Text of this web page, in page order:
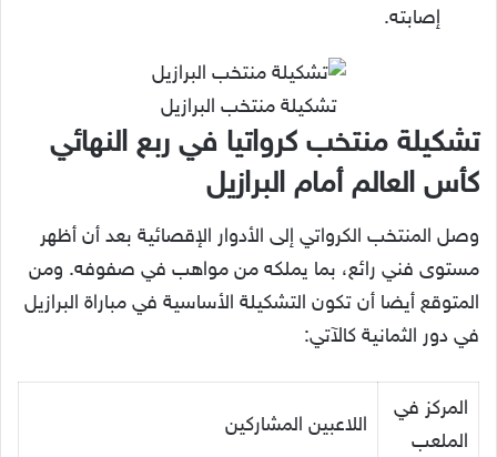
إصابته.
تشكيلة منتخب البرازيل
تشكيلة منتخب كرواتيا في ربع النهائي
كأس العالم أمام البرازيل
وصل المنتخب الكرواتي إلى الأدوار الإقصائية بعد أن أظهر
مستوى فني رائع، بما يملكه من مواهب في صفوفه. ومن
المتوقع أيضا أن تكون التشكيلة الأساسية في مباراة البرازيل
في دور الثمانية كالآتي:
المركز في
الملعب
اللاعبين المشاركين